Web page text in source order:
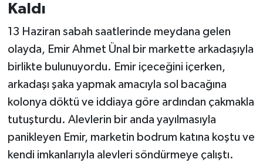
Kaldı
13 Haziran sabah saatlerinde meydana gelen
olayda, Emir Ahmet Ünal bir markette arkadaşıyla
birlikte bulunuyordu. Emir içeceğini içerken,
arkadaşı şaka yapmak amacıyla sol bacağına
kolonya döktü ve iddiaya göre ardından çakmakla
tutuşturdu. Alevlerin bir anda yayılmasıyla
panikleyen Emir, marketin bodrum katına koştu ve
kendi imkanlarıyla alevleri söndürmeye çalıştı.